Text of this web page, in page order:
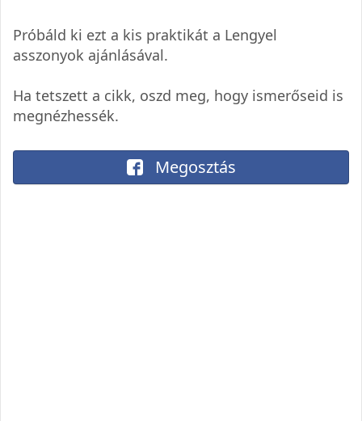
Próbáld ki ezt a kis praktikát a Lengyel
asszonyok ajánlásával.
Ha tetszett a cikk, oszd meg, hogy ismerőseid is
megnézhessék.
Megosztás